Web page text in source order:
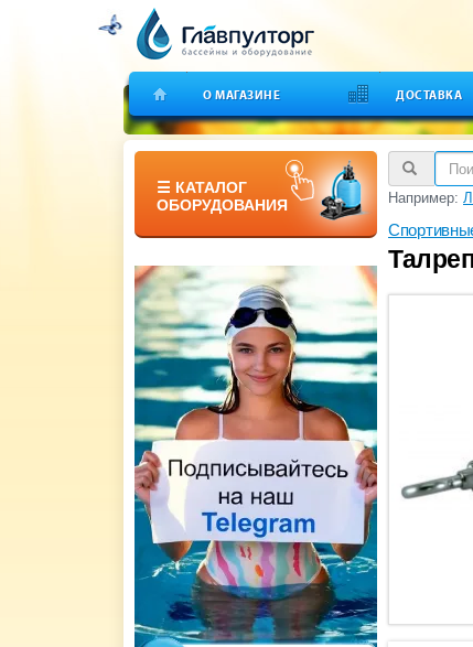
О МАГАЗИНЕ ДОСТАВКА
☰ КАТАЛОГ
ОБОРУДОВАНИЯ
Например: